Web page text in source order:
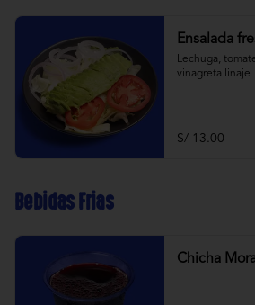
Ensalada
Lechuga,
vinagreta linaje
S/ 13.00
Bebidas Frias
Chicha